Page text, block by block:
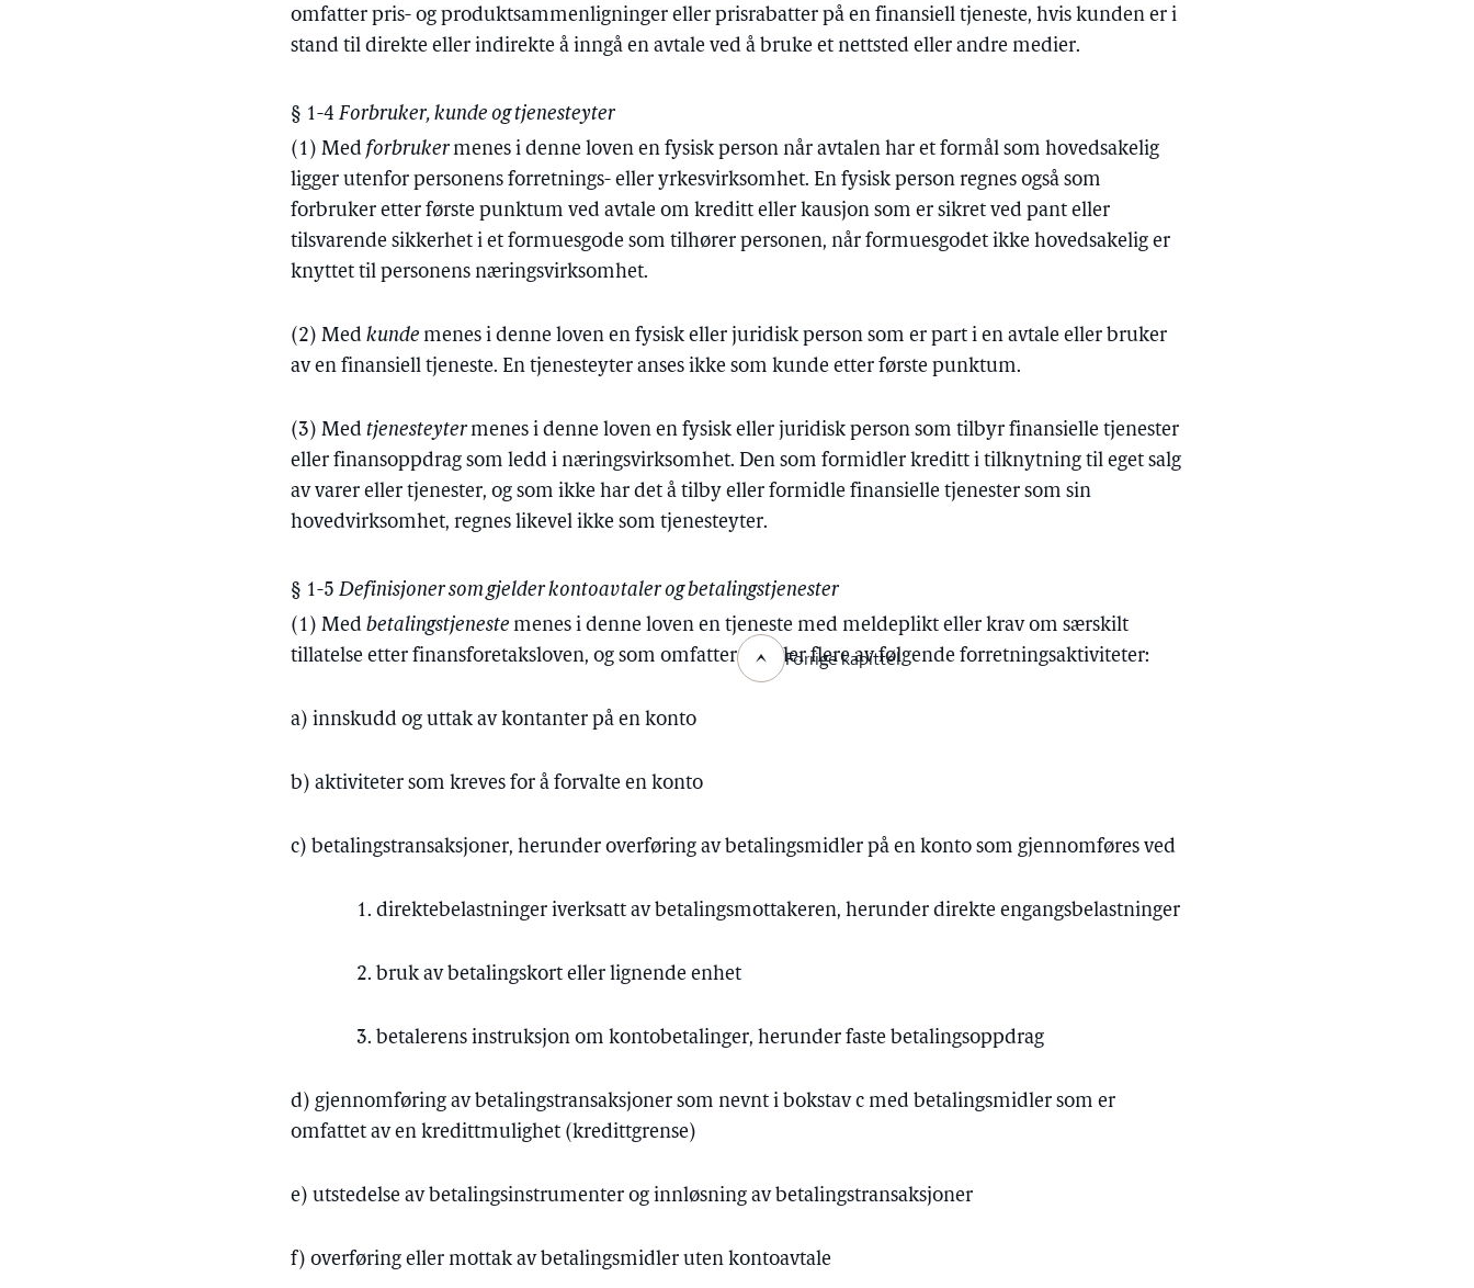
omfatter pris- og produktsammenligninger eller prisrabatter på en finansiell tjeneste, hvis kunden er i
stand til direkte eller indirekte å inngå en avtale ved å bruke et nettsted eller andre medier.
§ 1-4Forbruker, kunde og tjenesteyter
(1) Medforbrukermenes i denne loven en fysisk person når avtalen har et formål som hovedsakelig
ligger utenfor personens forretnings- eller yrkesvirksomhet. En fysisk person regnes også som
forbruker etter første punktum ved avtale om kreditt eller kausjon som er sikret ved pant eller
tilsvarende sikkerhet i et formuesgode som tilhører personen, når formuesgodet ikke hovedsakelig er
knyttet til personens næringsvirksomhet.
(2) Medkundemenes i denne loven en fysisk eller juridisk person som er part i en avtale eller bruker
av en finansiell tjeneste. En tjenesteyter anses ikke som kunde etter første punktum.
(3) Medtjenesteytermenes i denne loven en fysisk eller juridisk person som tilbyr finansielle tjenester
eller finansoppdrag som ledd i næringsvirksomhet. Den som formidler kreditt i tilknytning til eget salg
av varer eller tjenester, og som ikke har det å tilby eller formidle finansielle tjenester som sin
hovedvirksomhet, regnes likevel ikke som tjenesteyter.
§ 1-5Definisjoner som gjelder kontoavtaler og betalingstjenester
(1) Medbetalingstjenestemenes i denne loven en tjeneste med meldeplikt eller krav om særskilt
tillatelse etter finansforetaksloven, og som omfatter en eller flere av følgende forretningsaktiviteter:
a) innskudd og uttak av kontanter på en konto
b) aktiviteter som kreves for å forvalte en konto
c) betalingstransaksjoner, herunder overføring av betalingsmidler på en konto som gjennomføres ved
1. direktebelastninger iverksatt av betalingsmottakeren, herunder direkte engangsbelastninger
2. bruk av betalingskort eller lignende enhet
3. betalerens instruksjon om kontobetalinger, herunder faste betalingsoppdrag
d) gjennomføring av betalingstransaksjoner som nevnt i bokstav c med betalingsmidler som er
omfattet av en kredittmulighet (kredittgrense)
e) utstedelse av betalingsinstrumenter og innløsning av betalingstransaksjoner
f) overføring eller mottak av betalingsmidler uten kontoavtale
Forrige kapittel